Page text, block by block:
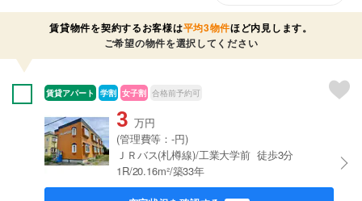
賃貸物件を契約するお客様は平均3物件ほど内見します。
ご希望の物件を選択してください
賃貸アパート 学割 女子割 合格前予約可
3 万円
(管理費等：-円)
ＪＲバス(札樽線)/工業大学前 徒歩3分
1R/20.16m²/築33年